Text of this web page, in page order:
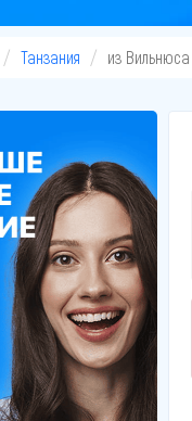
Танзания из Вильнюса